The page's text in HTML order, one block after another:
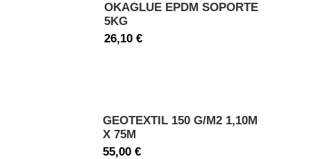
OKAGLUE EPDM SOPORTE
5KG
26,10€
GEOTEXTIL 150 G/M2 1,10M
X 75M
55,00 €